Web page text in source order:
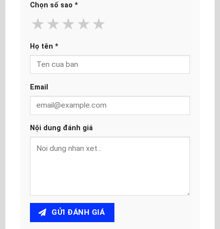
Chọn số sao *
★
★
★
★
★
Họ tên *
Email
Nội dung đánh giá
GỬI ĐÁNH GIÁ